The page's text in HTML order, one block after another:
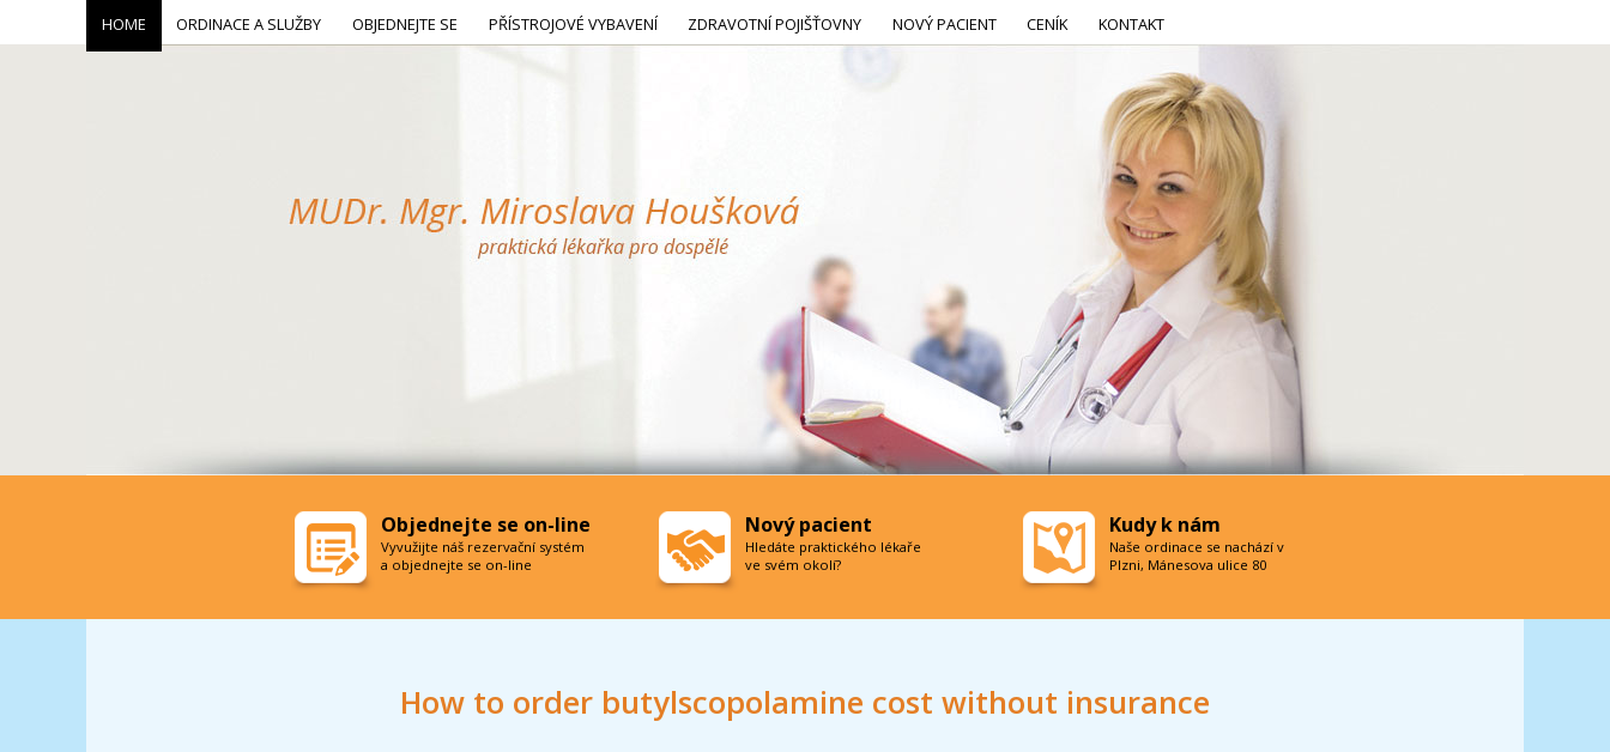
How to order butylscopolamine cost without insurance
HOME ORDINACE A SLUŽBY OBJEDNEJTE SE PŘÍSTROJOVÉ VYBAVENÍ ZDRAVOTNÍ POJIŠŤOVNY NOVÝ PACIENT CENÍK KONTAKT
Objednejte se on-line
Vyvužijte náš rezervační systém
a objednejte se on-line
Nový pacient
Hledáte praktického lékaře
ve svém okolí?
Kudy k nám
Naše ordinace se nachází v
Plzni, Mánesova ulice 80